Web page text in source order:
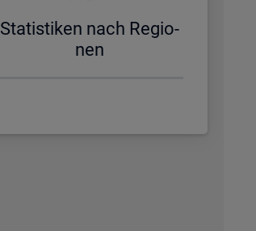
Sta­tis­ti­ken nach Re­gio­
nen